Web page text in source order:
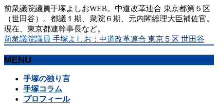
前衆議院議員手塚よしおWEB。中道改革連合 東京都第５区
（世田谷）。都議１期、衆院６期、元内閣総理大臣補佐官。
現在、東京都連幹事長など。
前衆議院議員 手塚よしお：中道改革連合 東京５区 世田谷
MENU
手塚の独り言
手塚コラム
プロフィール